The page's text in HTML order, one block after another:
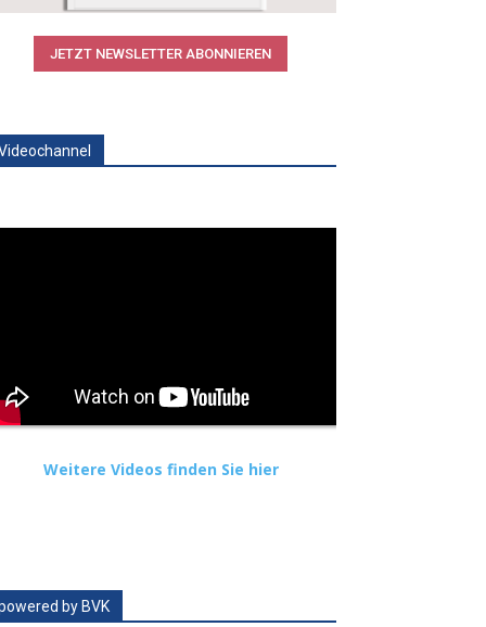
JETZT NEWSLETTER ABONNIEREN
Weitere Videos finden Sie hier
by BVK